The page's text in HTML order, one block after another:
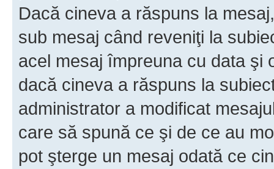
Dacă cineva a răspuns la
sub mesaj când reveniţi la
acel mesaj împreuna cu data şi
dacă cineva a răspuns la
administrator a modificat
care să spună ce şi de ce au
pot şterge un mesaj odată ce